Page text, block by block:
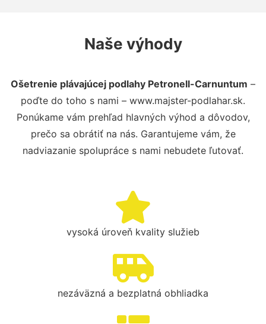
Naše výhody
Ošetrenie plávajúcej podlahy Petronell-Carnuntum –
poďte do toho s nami – www.majster-podlahar.sk.
Ponúkame vám prehľad hlavných výhod a dôvodov,
prečo sa obrátiť na nás. Garantujeme vám, že
nadviazanie spolupráce s nami nebudete ľutovať.
vysoká úroveň kvality služieb
nezáväzná a bezplatná obhliadka